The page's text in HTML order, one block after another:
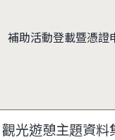
補助活動登載暨憑證
觀光遊憩主題資料